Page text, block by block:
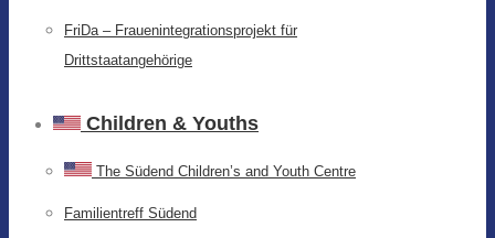
FriDa – Frauenintegrationsprojekt für
Drittstaatangehörige
Children & Youths
The Südend Children’s and Youth Centre
Familientreff Südend